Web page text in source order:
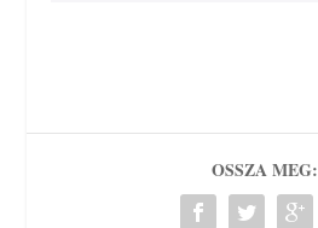
OSSZA MEG: